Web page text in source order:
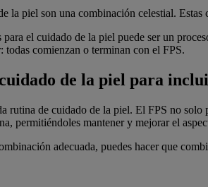
la piel son una combinación celestial.
el cuidado de la piel puede ser un
comienzan o terminan con el FPS.
de la piel para
rutina de cuidado de la piel. El FPS no
permitiéndoles mantener y mejorar el
adecuada, puedes hacer que